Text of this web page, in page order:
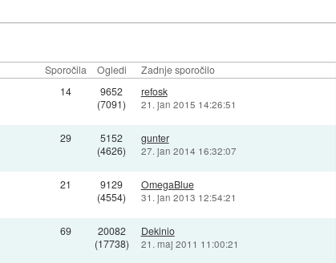
Sporočila Ogledi Zadnje sporočilo
14
9652
(7091)
refosk
21. jan 2015 14:26:51
29
5152
(4626)
gunter
27. jan 2014 16:32:07
21
9129
(4554)
OmegaBlue
31. jan 2013 12:54:21
69
20082
(17738)
Dekinio
21. maj 2011 11:00:21